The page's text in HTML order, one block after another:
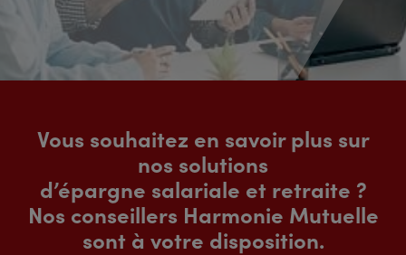
Vous souhaitez en savoir plus sur
nos solutions
d’épargne salariale et retraite ?
Nos conseillers Harmonie Mutuelle
sont à votre disposition.